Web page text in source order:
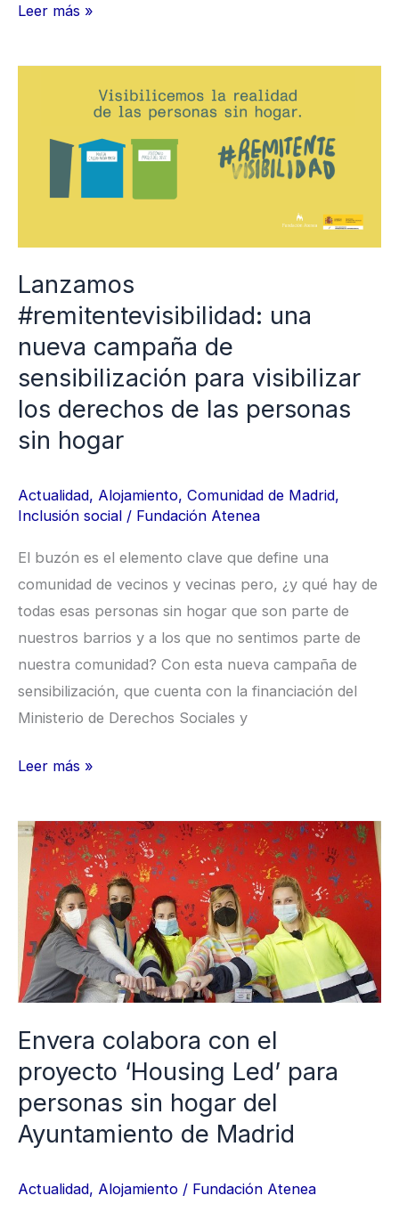
Leer más »
Lanzamos
#remitentevisibilidad: una
nueva campaña de
sensibilización para visibilizar
los derechos de las personas
sin hogar
Actualidad, Alojamiento, Comunidad de Madrid,
Inclusión social / Fundación Atenea
El buzón es el elemento clave que define una
comunidad de vecinos y vecinas pero, ¿y qué hay de
todas esas personas sin hogar que son parte de
nuestros barrios y a los que no sentimos parte de
nuestra comunidad? Con esta nueva campaña de
sensibilización, que cuenta con la financiación del
Ministerio de Derechos Sociales y
#remitentevisibilidad:
campaña
visibilizar
los
derechos
de
las
sin
Leer más »
Envera colabora con el
proyecto ‘Housing Led’ para
personas sin hogar del
Ayuntamiento de Madrid
Actualidad, Alojamiento / Fundación Atenea
Envera
colabora
con
el
proyecto
‘Housing
Led’
personas
sin
hogar
del
de